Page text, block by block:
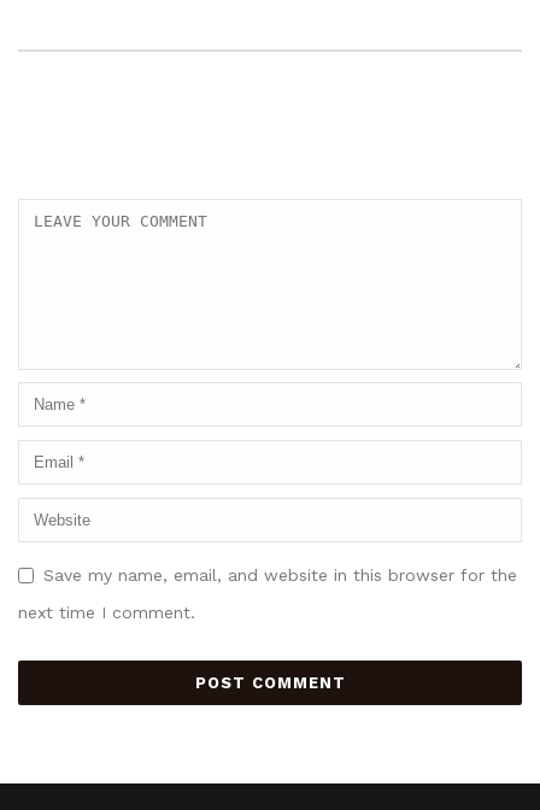
Save my name, email, and website in this browser for the
next time I comment.